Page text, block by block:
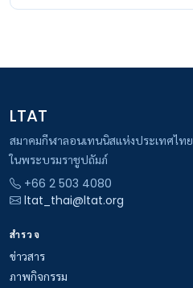
LTAT
สมาคมกีฬาลอนเทนนิสแห่งประเทศไทย
ในพระบรมราชูปถัมภ์
+66 2 503 4080
ltat_thai@ltat.org
สำรวจ
ข่าวสาร
ภาพกิจกรรม